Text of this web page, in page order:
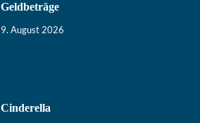
Geldbeträge
9. August 2026
Cinderella